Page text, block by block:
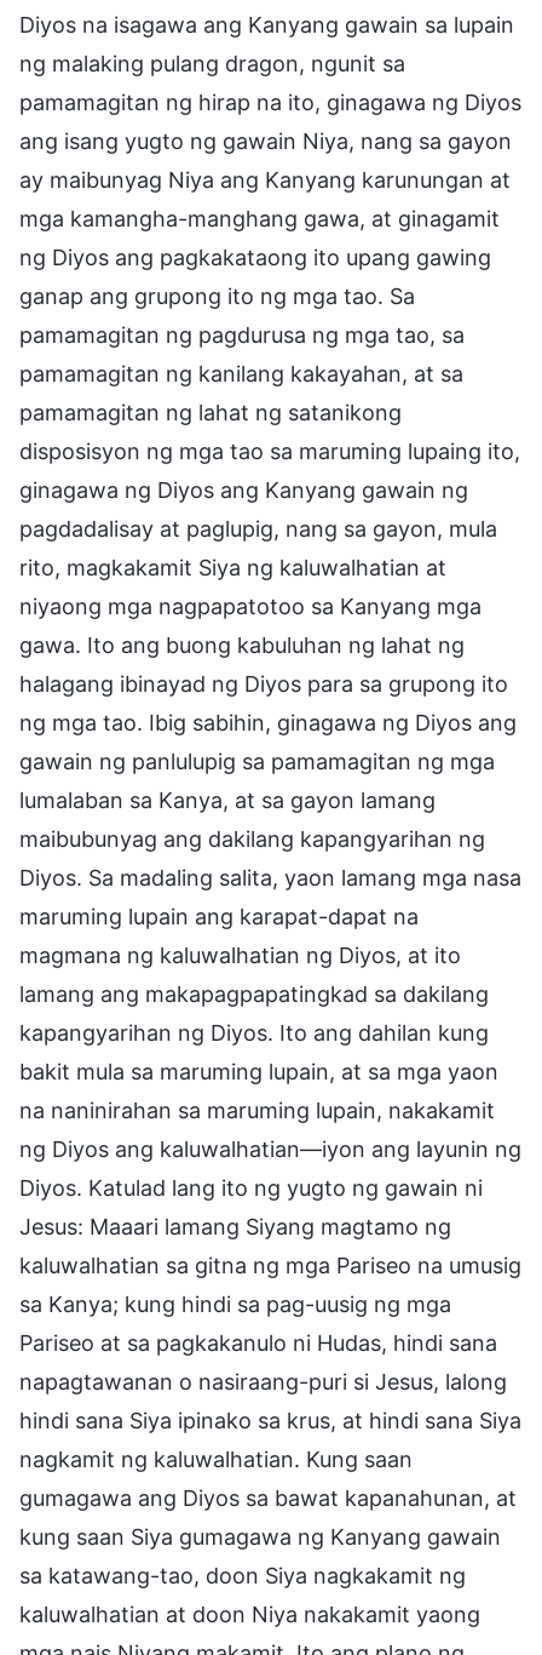
Diyos na isagawa ang Kanyang gawain sa lupain
ng malaking pulang dragon, ngunit sa
pamamagitan ng hirap na ito, ginagawa ng Diyos
ang isang yugto ng gawain Niya, nang sa gayon
ay maibunyag Niya ang Kanyang karunungan at
mga kamangha-manghang gawa, at ginagamit
ng Diyos ang pagkakataong ito upang gawing
ganap ang grupong ito ng mga tao. Sa
pamamagitan ng pagdurusa ng mga tao, sa
pamamagitan ng kanilang kakayahan, at sa
pamamagitan ng lahat ng satanikong
disposisyon ng mga tao sa maruming lupaing ito,
ginagawa ng Diyos ang Kanyang gawain ng
pagdadalisay at paglupig, nang sa gayon, mula
rito, magkakamit Siya ng kaluwalhatian at
niyaong mga nagpapatotoo sa Kanyang mga
gawa. Ito ang buong kabuluhan ng lahat ng
halagang ibinayad ng Diyos para sa grupong ito
ng mga tao. Ibig sabihin, ginagawa ng Diyos ang
gawain ng panlulupig sa pamamagitan ng mga
lumalaban sa Kanya, at sa gayon lamang
maibubunyag ang dakilang kapangyarihan ng
Diyos. Sa madaling salita, yaon lamang mga nasa
maruming lupain ang karapat-dapat na
magmana ng kaluwalhatian ng Diyos, at ito
lamang ang makapagpapatingkad sa dakilang
kapangyarihan ng Diyos. Ito ang dahilan kung
bakit mula sa maruming lupain, at sa mga yaon
na naninirahan sa maruming lupain, nakakamit
ng Diyos ang kaluwalhatian—iyon ang layunin ng
Diyos. Katulad lang ito ng yugto ng gawain ni
Jesus: Maaari lamang Siyang magtamo ng
kaluwalhatian sa gitna ng mga Pariseo na umusig
sa Kanya; kung hindi sa pag-uusig ng mga
Pariseo at sa pagkakanulo ni Hudas, hindi sana
napagtawanan o nasiraang-puri si Jesus, lalong
hindi sana Siya ipinako sa krus, at hindi sana Siya
nagkamit ng kaluwalhatian. Kung saan
gumagawa ang Diyos sa bawat kapanahunan, at
kung saan Siya gumagawa ng Kanyang gawain
sa katawang-tao, doon Siya nagkakamit ng
kaluwalhatian at doon Niya nakakamit yaong